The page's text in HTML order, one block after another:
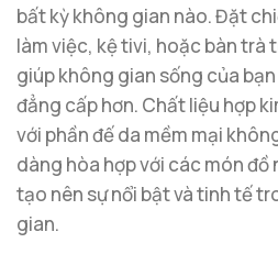
bất kỳ không gian nào. Đặt
làm việc, kệ tivi, hoặc bàn trà
giúp không gian sống của
đẳng cấp hơn. Chất liệu hợp
với phần đế da mềm mại
dàng hòa hợp với các món
tạo nên sự nổi bật và tinh tế
gian.